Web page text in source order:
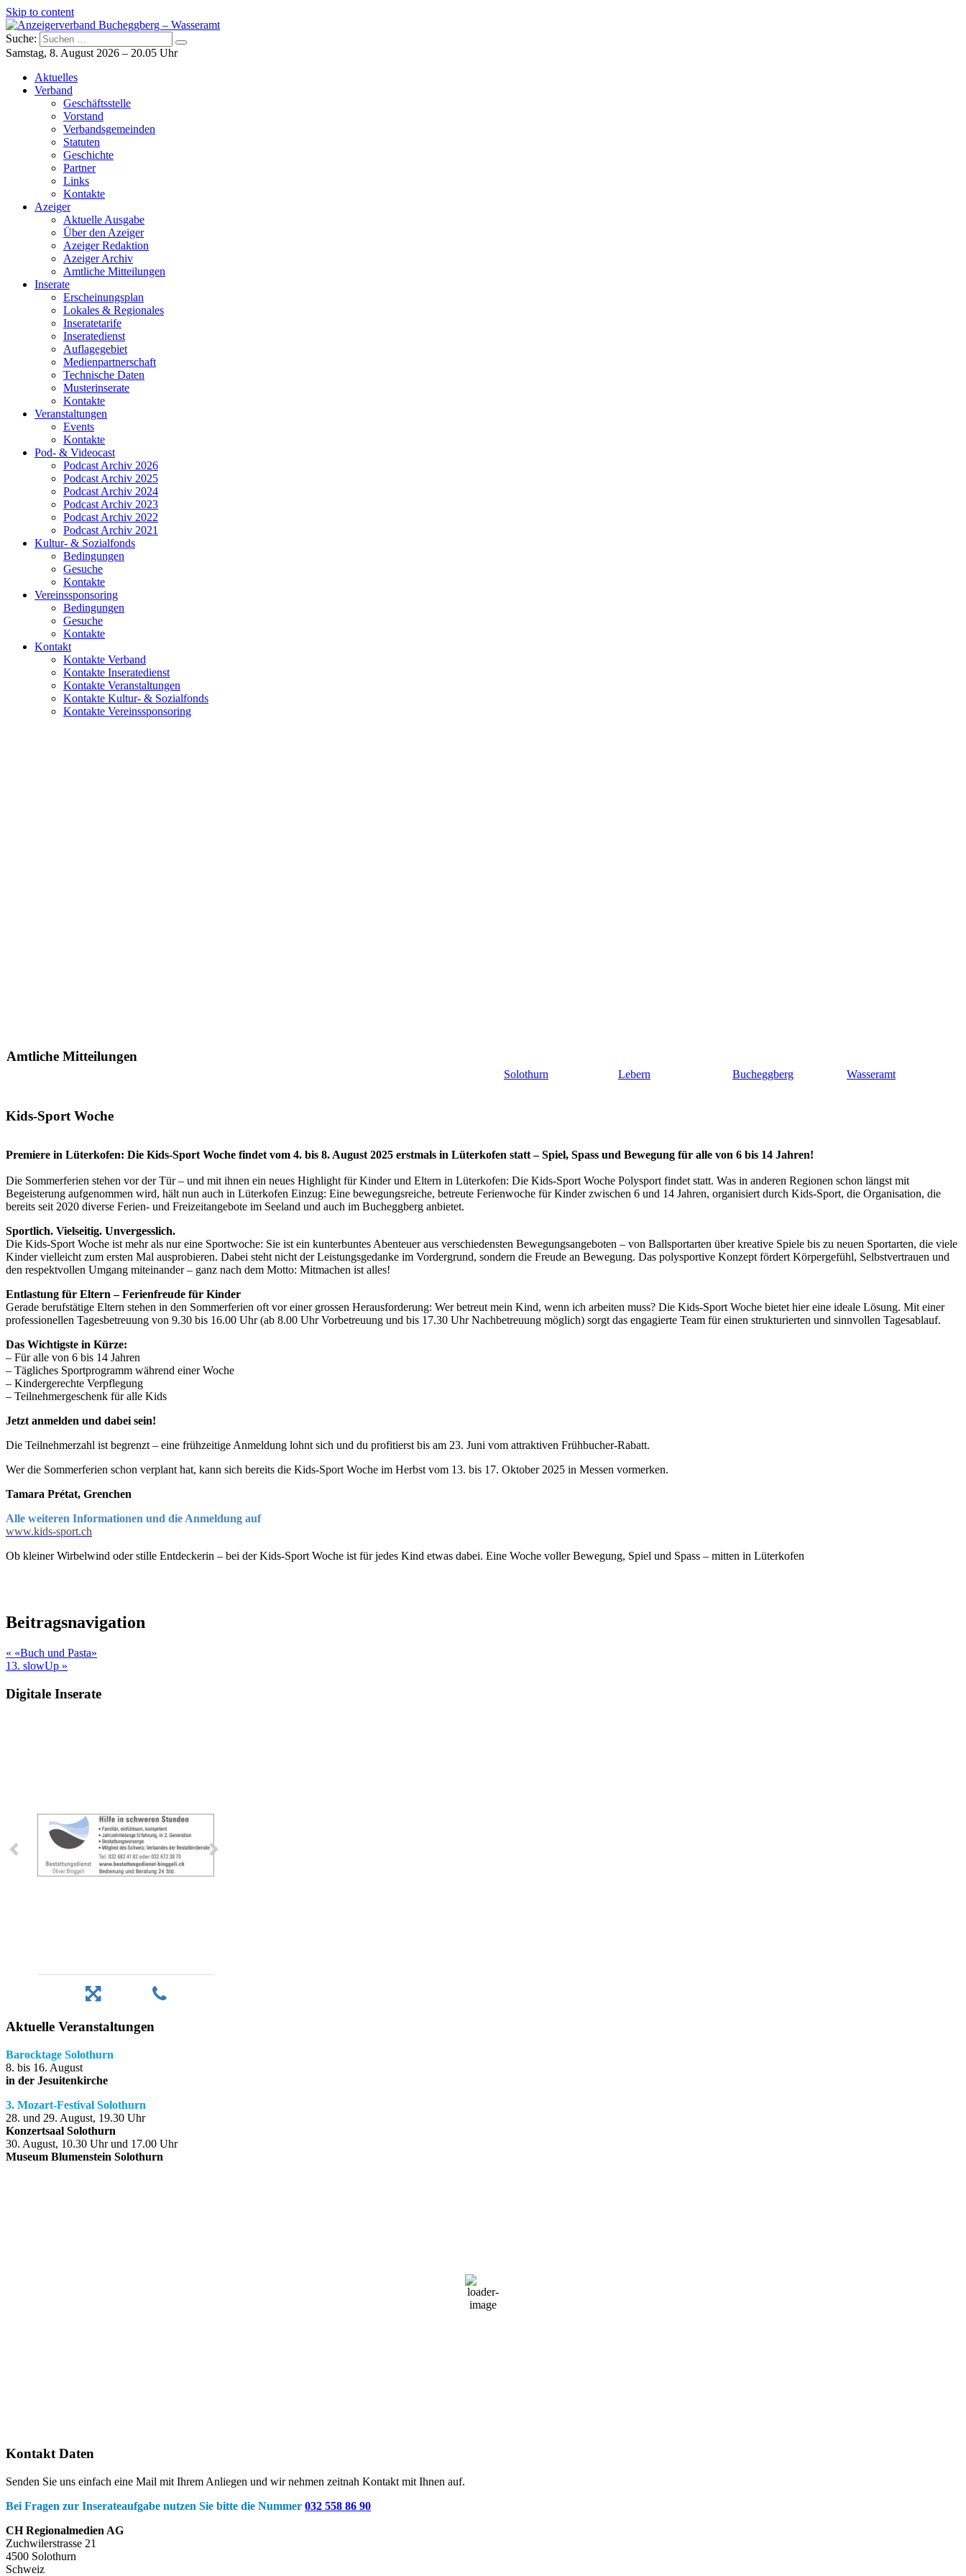
Skip to content
Anzeigerverband Bucheggberg – Wasseramt
Azeiger AZ-Medien
Suche:
Samstag, 8. August 2026 – 20.05 Uhr
Aktuelles
Verband
Geschäftsstelle
Vorstand
Verbandsgemeinden
Statuten
Geschichte
Partner
Links
Kontakte
Azeiger
Aktuelle Ausgabe
Über den Azeiger
Azeiger Redaktion
Azeiger Archiv
Amtliche Mitteilungen
Inserate
Erscheinungsplan
Lokales & Regionales
Inseratetarife
Inseratedienst
Auflagegebiet
Medienpartnerschaft
Technische Daten
Musterinserate
Kontakte
Veranstaltungen
Events
Kontakte
Pod- & Videocast
Podcast Archiv 2026
Podcast Archiv 2025
Podcast Archiv 2024
Podcast Archiv 2023
Podcast Archiv 2022
Podcast Archiv 2021
Kultur- & Sozialfonds
Bedingungen
Gesuche
Kontakte
Vereinssponsoring
Bedingungen
Gesuche
Kontakte
Kontakt
Kontakte Verband
Kontakte Inseratedienst
Kontakte Veranstaltungen
Kontakte Kultur- & Sozialfonds
Kontakte Vereinssponsoring
Amtliche Mitteilungen
Solothurn Lebern Bucheggberg Wasseramt
Kids-Sport Woche
Premiere in Lüterkofen: Die Kids-Sport Woche findet vom 4. bis 8. August 2025 erstmals in Lüterkofen statt – Spiel, Spass und Bewegung für alle von 6 bis 14 Jahren!
Die Sommerferien stehen vor der Tür – und mit ihnen ein neues Highlight für Kinder und Eltern in Lüterkofen: Die Kids-Sport Woche Polysport findet statt. Was in anderen Regionen schon längst mit
Begeisterung aufgenommen wird, hält nun auch in Lüterkofen Einzug: Eine bewegungsreiche, betreute Ferienwoche für Kinder zwischen 6 und 14 Jahren, organisiert durch Kids-Sport, die Organisation, die
bereits seit 2020 diverse Ferien- und Freizeitangebote im Seeland und auch im Bucheggberg anbietet.
Sportlich. Vielseitig. Unvergesslich.
Die Kids-Sport Woche ist mehr als nur eine Sportwoche: Sie ist ein kunterbuntes Abenteuer aus verschiedensten Bewegungsangeboten – von Ballsportarten über kreative Spiele bis zu neuen Sportarten, die viele
Kinder vielleicht zum ersten Mal ausprobieren. Dabei steht nicht der Leistungsgedanke im Vordergrund, sondern die Freude an Bewegung. Das polysportive Konzept fördert Körpergefühl, Selbstvertrauen und
den respektvollen Umgang miteinander – ganz nach dem Motto: Mitmachen ist alles!
Entlastung für Eltern – Ferienfreude für Kinder
Gerade berufstätige Eltern stehen in den Sommerferien oft vor einer gros­sen Herausforderung: Wer betreut mein Kind, wenn ich arbeiten muss? Die Kids-Sport Woche bietet hier eine ideale Lösung. Mit einer
professionellen Tagesbetreuung von 9.30 bis 16.00 Uhr (ab 8.00 Uhr Vorbetreuung und bis 17.30 Uhr Nachbetreuung möglich) sorgt das engagierte Team für einen strukturierten und sinnvollen Tagesablauf.
Das Wichtigste in Kürze:
– Für alle von 6 bis 14 Jahren
– Tägliches Sportprogramm während einer Woche
– Kindergerechte Verpflegung
– Teilnehmergeschenk für alle Kids
Jetzt anmelden und dabei sein!
Die Teilnehmerzahl ist begrenzt – eine frühzeitige Anmeldung lohnt sich und du profitierst bis am 23. Juni vom attraktiven Frühbucher-Rabatt.
Wer die Sommerferien schon verplant hat, kann sich bereits die Kids-Sport Woche im Herbst vom 13. bis 17. Oktober 2025 in Messen vormerken.
Tamara Prétat, Grenchen
Alle weiteren Informationen und die Anmeldung auf
www.kids-sport.ch
Ob kleiner Wirbelwind oder stille Entdeckerin – bei der Kids-Sport Woche ist für jedes Kind etwas dabei. Eine Woche voller Bewegung, Spiel und Spass – mitten in Lüterkofen
Beitragsnavigation
« «Buch und Pasta»
13. slowUp »
Digitale Inserate
Aktuelle Veranstaltungen
Barocktage Solothurn
8. bis 16. August
in der Jesuitenkirche
3. Mozart-Festival Solothurn
28. und 29. August, 19.30 Uhr
Konzertsaal Solothurn
30. August, 10.30 Uhr und 17.00 Uhr
Museum Blumenstein Solothurn
Kontakt Daten
Senden Sie uns einfach eine Mail mit Ihrem Anliegen und wir nehmen zeitnah Kontakt mit Ihnen auf.
Bei Fragen zur Inserateaufgabe nutzen Sie bitte die Nummer 032 558 86 90
CH Regionalmedien AG
Zuchwilerstrasse 21
4500 Solothurn
Schweiz